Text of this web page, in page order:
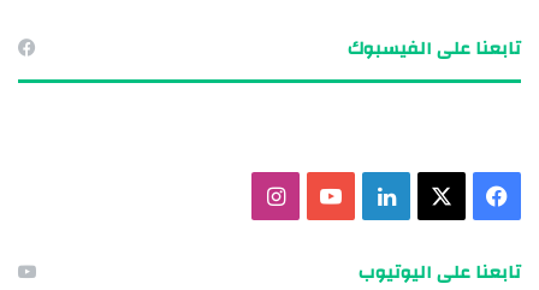
تابعنا على الفيسبوك
تابعنا على اليوتيوب